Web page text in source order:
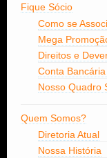
Fique Sócio
Como se
Mega
Direitos e
Conta
Nosso Quadro
Quem Somos?
Diretoria Atual
Nossa História